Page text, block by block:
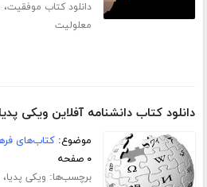
دانلود کتاب موفقیت،
معلولیت
دانلود کتاب دانشنامه آفلاین ویکی
موضوع:کتاب‌های
۰ صفحه
برچسب‌ها: ویکی پدیا،